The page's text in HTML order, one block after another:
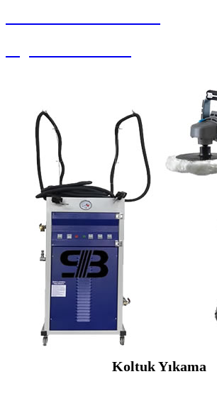
Koltuk Yıkama